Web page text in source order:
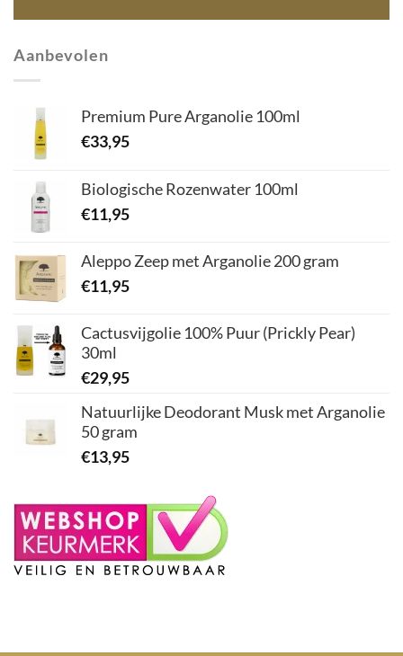
Aanbevolen
Premium Pure Arganolie 100ml
€33,95
Biologische Rozenwater 100ml
€11,95
Aleppo Zeep met Arganolie 200 gram
€11,95
Cactusvijgolie 100% Puur (Prickly Pear)
30ml
€29,95
Natuurlijke Deodorant Musk met Arganolie
50 gram
€13,95